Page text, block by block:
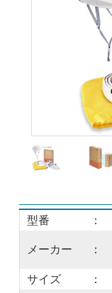
型番 ：
メーカー ：
サイズ
：